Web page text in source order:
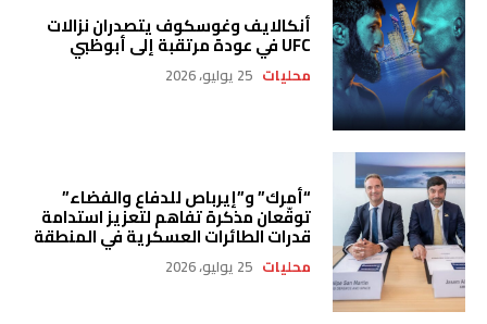
أنكالايف وغوسكوف يتصدران نزالات
UFC في عودة مرتقبة إلى أبوظبي
محليات 25 يوليو، 2026
“أمرك” و”إيرباص للدفاع والفضاء”
توقّعان مذكرة تفاهم لتعزيز استدامة
قدرات الطائرات العسكرية في المنطقة
محليات 25 يوليو، 2026